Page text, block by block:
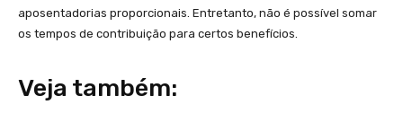
aposentadorias proporcionais. Entretanto, não é possível somar
os tempos de contribuição para certos benefícios.
Veja também: